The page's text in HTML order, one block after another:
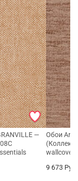
—
Обои
9 673 Руб.